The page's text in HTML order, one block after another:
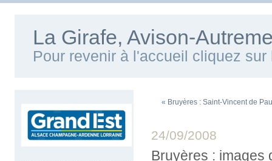
La Girafe, Avison-
Pour revenir à l'accueil cliquez sur
« Bruyères : Saint-Vincent de
24/09/2008
Bruyères : images